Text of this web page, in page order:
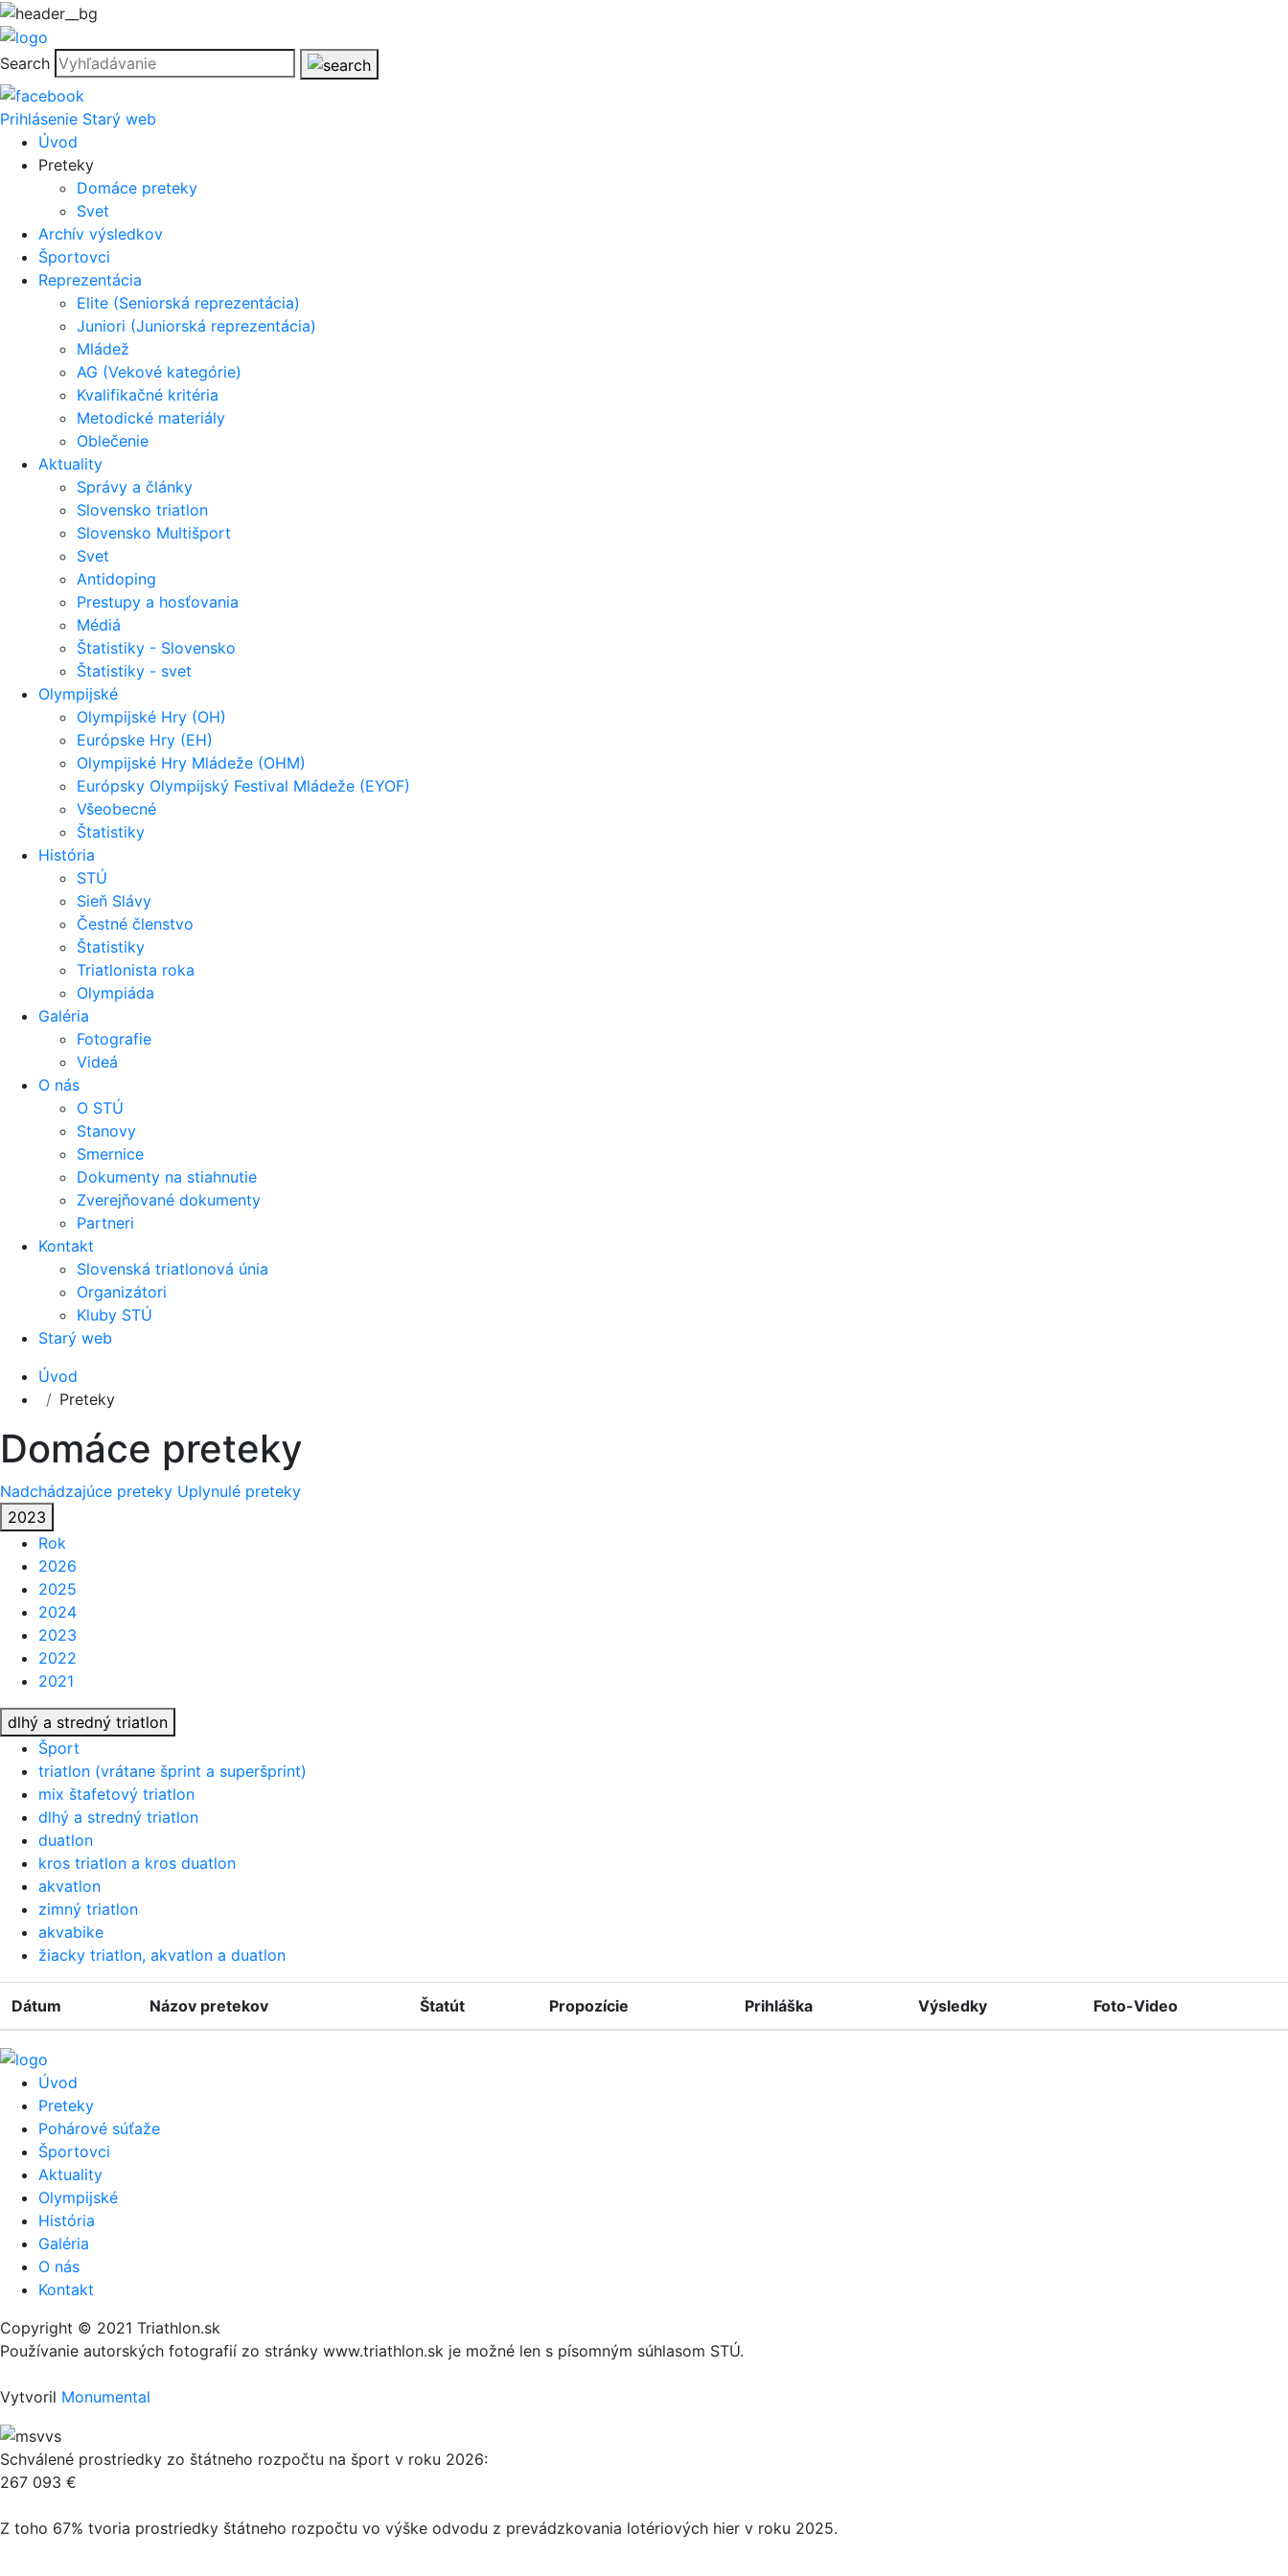
Search
Prihlásenie Starý web
Úvod
Preteky
Domáce preteky
Svet
Archív výsledkov
Športovci
Reprezentácia
Elite (Seniorská reprezentácia)
Juniori (Juniorská reprezentácia)
Mládež
AG (Vekové kategórie)
Kvalifikačné kritéria
Metodické materiály
Oblečenie
Aktuality
Správy a články
Slovensko triatlon
Slovensko Multišport
Svet
Antidoping
Prestupy a hosťovania
Médiá
Štatistiky - Slovensko
Štatistiky - svet
Olympijské
Olympijské Hry (OH)
Európske Hry (EH)
Olympijské Hry Mládeže (OHM)
Európsky Olympijský Festival Mládeže (EYOF)
Všeobecné
Štatistiky
História
STÚ
Sieň Slávy
Čestné členstvo
Štatistiky
Triatlonista roka
Olympiáda
Galéria
Fotografie
Videá
O nás
O STÚ
Stanovy
Smernice
Dokumenty na stiahnutie
Zverejňované dokumenty
Partneri
Kontakt
Slovenská triatlonová únia
Organizátori
Kluby STÚ
Starý web
Úvod
Preteky
Domáce preteky
Nadchádzajúce preteky Uplynulé preteky
2023
Rok
2026
2025
2024
2023
2022
2021
dlhý a stredný triatlon
Šport
triatlon (vrátane šprint a superšprint)
mix štafetový triatlon
dlhý a stredný triatlon
duatlon
kros triatlon a kros duatlon
akvatlon
zimný triatlon
akvabike
žiacky triatlon, akvatlon a duatlon
Dátum Názov pretekov Štatút Propozície Prihláška Výsledky Foto-Video
Úvod
Preteky
Pohárové súťaže
Športovci
Aktuality
Olympijské
História
Galéria
O nás
Kontakt
Copyright © 2021 Triathlon.sk
Používanie autorských fotografií zo stránky www.triathlon.sk je možné len s písomným súhlasom STÚ.
Vytvoril Monumental
Schválené prostriedky zo štátneho rozpočtu na šport v roku 2026:
267 093 €
Z toho 67% tvoria prostriedky štátneho rozpočtu vo výške odvodu z prevádzkovania lotériových hier v roku 2025.